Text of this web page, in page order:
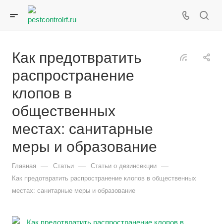
Как предотвратить
распространение
клопов в
общественных
местах: санитарные
меры и образование
Главная — Статьи — Статьи о дезинсекции —
Как предотвратить распространение клопов в общественных
местах: санитарные меры и образование